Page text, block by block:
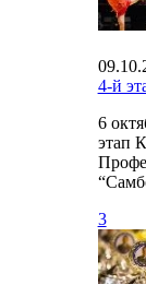
4-й
6
этап
3